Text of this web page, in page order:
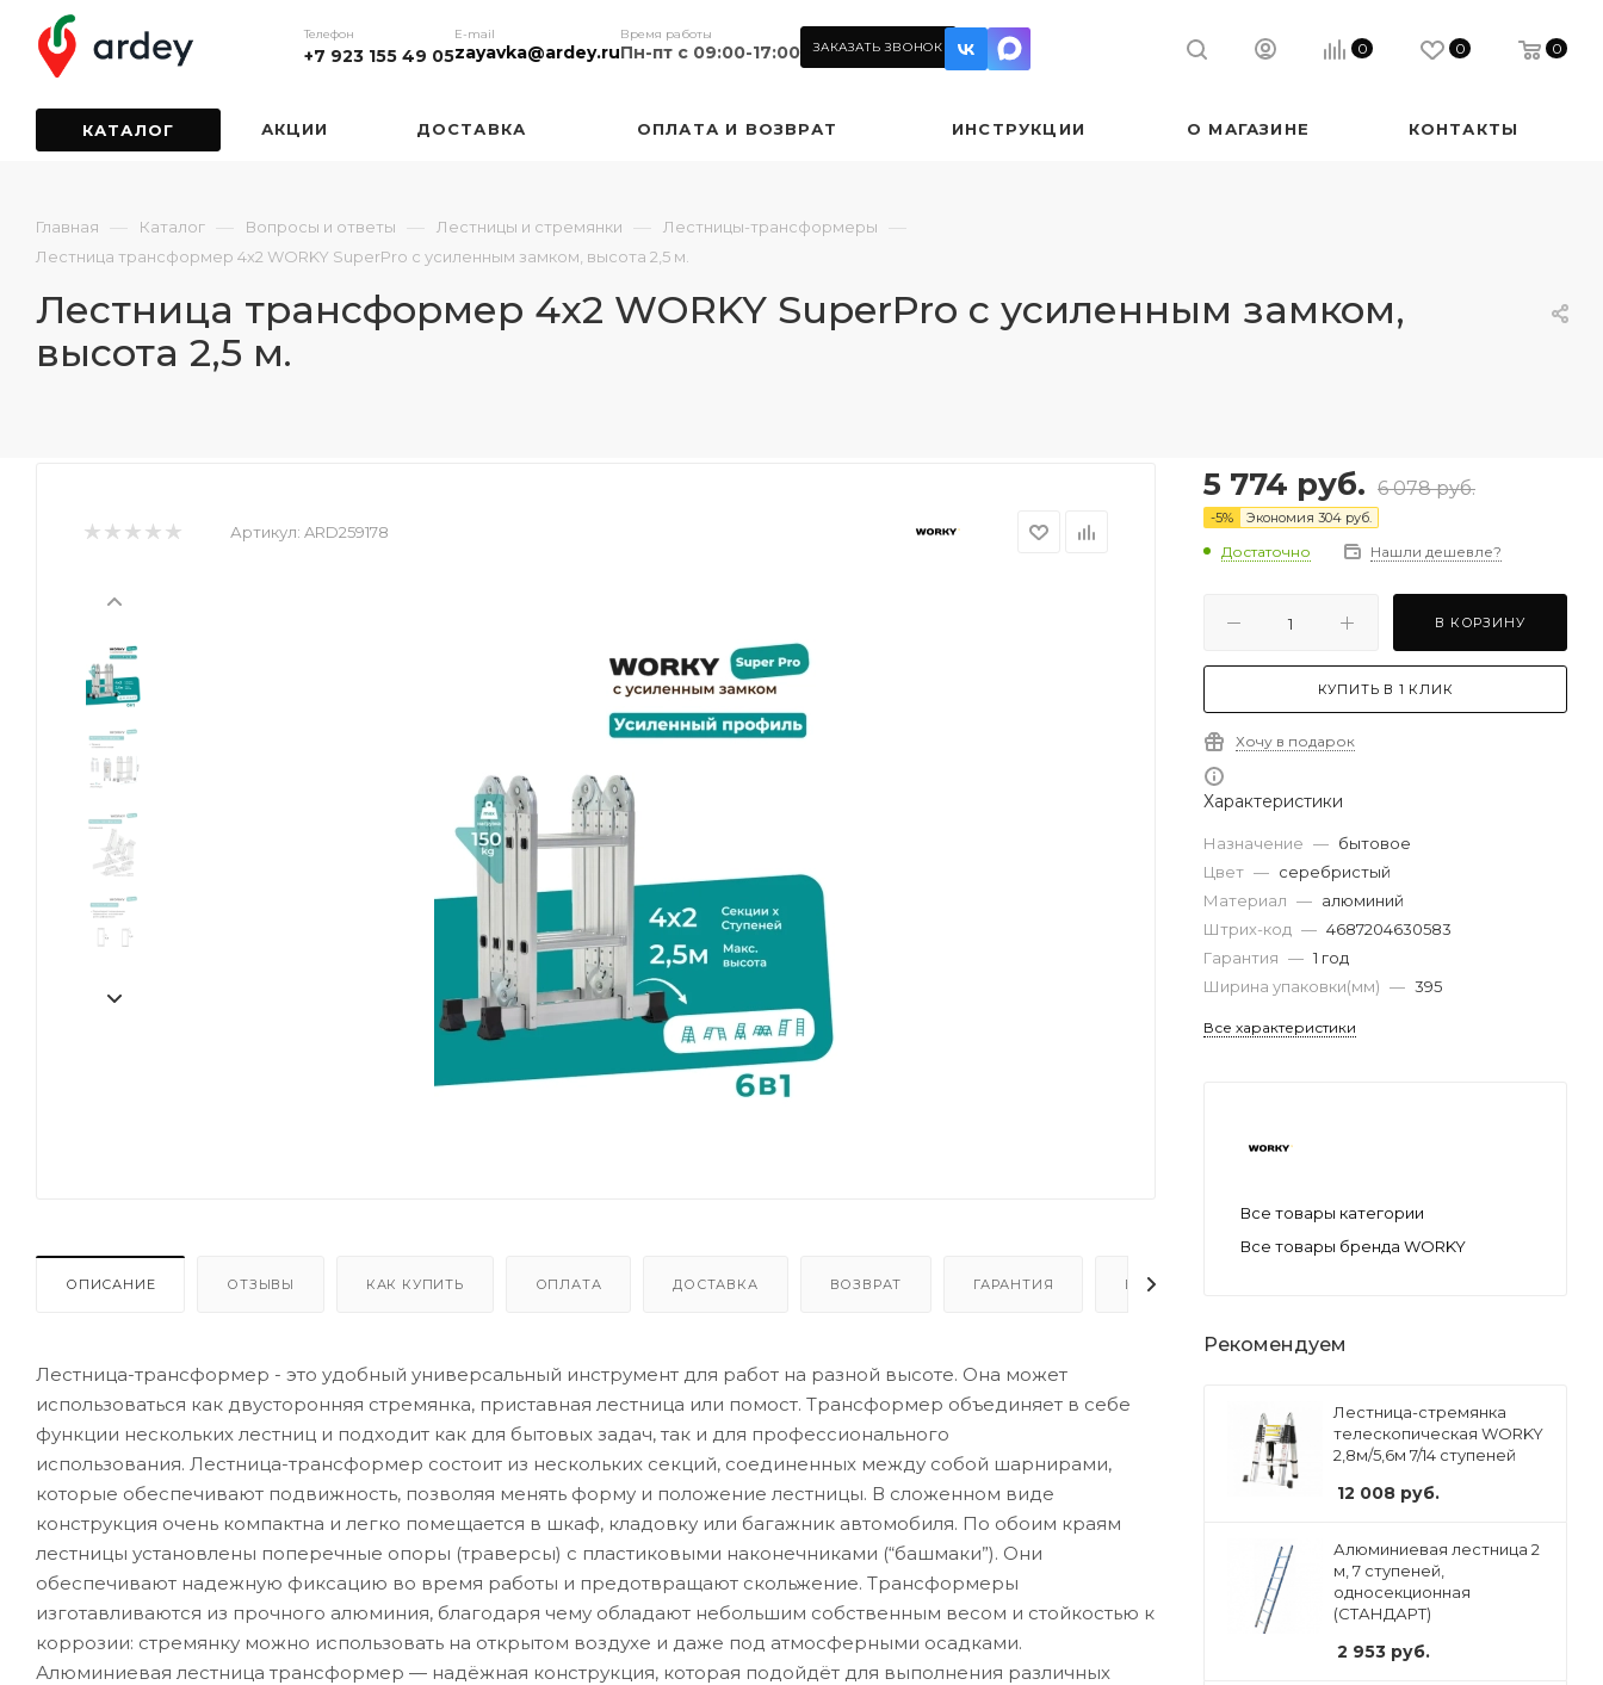
Телефон
+7 923 155 49 05
E-mail
zayavka@ardey.ru
Время работы
Пн-пт с 09:00-17:00 ЗАКАЗАТЬ ЗВОНОК 0 0 0
КАТАЛОГ АКЦИИ ДОСТАВКА ОПЛАТА И ВОЗВРАТ ИНСТРУКЦИИ О МАГАЗИНЕ КОНТАКТЫ
Главная — Каталог — Вопросы и ответы — Лестницы и стремянки — Лестницы-трансформеры —
Лестница трансформер 4х2 WORKY SuperPro с усиленным замком, высота 2,5 м.
Лестница трансформер 4х2 WORKY SuperPro с усиленным замком,
высота 2,5 м.
Артикул: ARD259178
ОПИСАНИЕ ОТЗЫВЫ КАК КУПИТЬ ОПЛАТА ДОСТАВКА ВОЗВРАТ ГАРАНТИЯ ВОПРОС-ОТВЕТ
Лестница-трансформер - это удобный универсальный инструмент для работ на разной высоте. Она может
использоваться как двусторонняя стремянка, приставная лестница или помост. Трансформер объединяет в себе
функции нескольких лестниц и подходит как для бытовых задач, так и для профессионального
использования. Лестница-трансформер состоит из нескольких секций, соединенных между собой шарнирами,
которые обеспечивают подвижность, позволяя менять форму и положение лестницы. В сложенном виде
конструкция очень компактна и легко помещается в шкаф, кладовку или багажник автомобиля. По обоим краям
лестницы установлены поперечные опоры (траверсы) с пластиковыми наконечниками (“башмаки”). Они
обеспечивают надежную фиксацию во время работы и предотвращают скольжение. Трансформеры
изготавливаются из прочного алюминия, благодаря чему обладают небольшим собственным весом и стойкостью к
коррозии: стремянку можно использовать на открытом воздухе и даже под атмосферными осадками.
Алюминиевая лестница трансформер — надёжная конструкция, которая подойдёт для выполнения различных
5 774 руб. 6 078руб.
-5% Экономия 304 руб.
Достаточно Нашли дешевле?
В КОРЗИНУ
КУПИТЬ В 1 КЛИК
Хочу в подарок
Характеристики
Назначение — бытовое
Цвет — серебристый
Материал — алюминий
Штрих-код — 4687204630583
Гарантия — 1 год
Ширина упаковки(мм) — 395
Все характеристики
Все товары категории
Все товары бренда WORKY
Рекомендуем
Лестница-стремянка
телескопическая WORKY
2,8м/5,6м 7/14 ступеней
12 008 руб.
Алюминиевая лестница 2
м, 7 ступеней,
односекционная
(СТАНДАРТ)
2 953 руб.